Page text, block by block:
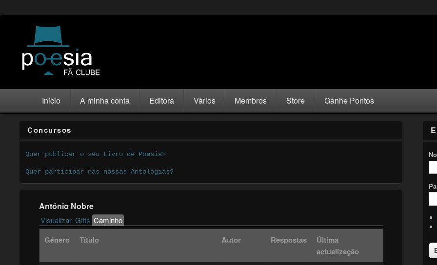
Inicio A minha conta Editora Vários Membros Store Ganhe Pontos
Concursos
Quer publicar o seu Livro de Poesia?
Quer participar nas nossas Antologias?
António Nobre
Primary tabs
Visualizar Gifts Caminho(active tab)
Género Título Autor Respostas
Última
actualização